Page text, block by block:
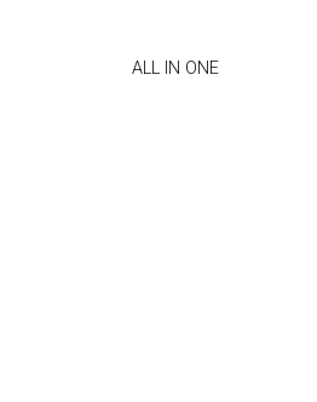
ALL IN ONE